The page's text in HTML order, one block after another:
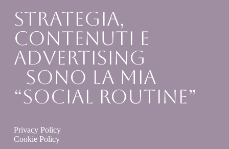
Strategia,
contenuti e
Advertising
sono la mia
“social routine”
Privacy Policy
Cookie Policy